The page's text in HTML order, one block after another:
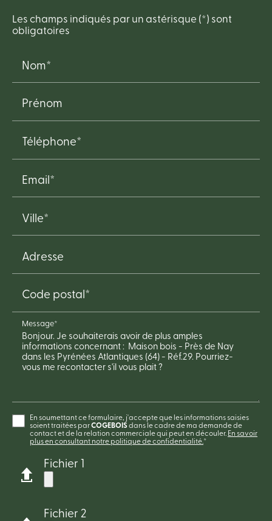
Les champs indiqués par un astérisque (*) sont
obligatoires
Nom*
Prénom
Téléphone*
Email*
Ville*
Adresse
Code postal*
Message*
En soumettant ce formulaire, j'accepte que les informations saisies
soient traitées parCOGEBOIS dans le cadre de ma demande de
contact et de la relation commerciale qui peut en découler. En savoir
plus en consultant notre politique de confidentialité.*
Fichier 1
Fichier 2